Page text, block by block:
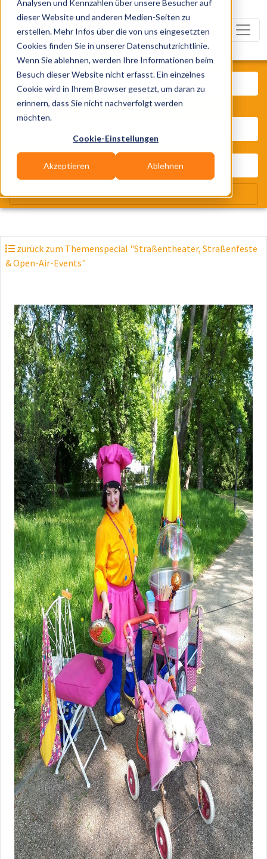
Analysen und Kennzahlen über unsere Besucher auf
dieser Website und anderen Medien-Seiten zu
erstellen. Mehr Infos über die von uns eingesetzten
Cookies finden Sie in unserer Datenschutzrichtlinie.
Wenn Sie ablehnen, werden Ihre Informationen beim
Besuch dieser Website nicht erfasst. Ein einzelnes
Cookie wird in Ihrem Browser gesetzt, um daran zu
erinnern, dass Sie nicht nachverfolgt werden
möchten.
Cookie-Einstellungen
Akzeptieren Ablehnen
zurück zum Themenspecial "Straßentheater, Straßenfeste
& Open-Air-Events"
Was? Künstler, Zelte, Bands,
Wir suchen für Dich